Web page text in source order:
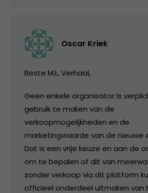
Oscar Kriek
Beste M.L. Verhaal,
Geen enkele organisator is
gebruik te maken van de
verkoopmogelijkheden en de
marketingwaarde van de nieuwe
Dat is een vrije keuze en aan de
om te bepalen of dit van
zonder verkoop via dit platform
officieel onderdeel uitmaken van